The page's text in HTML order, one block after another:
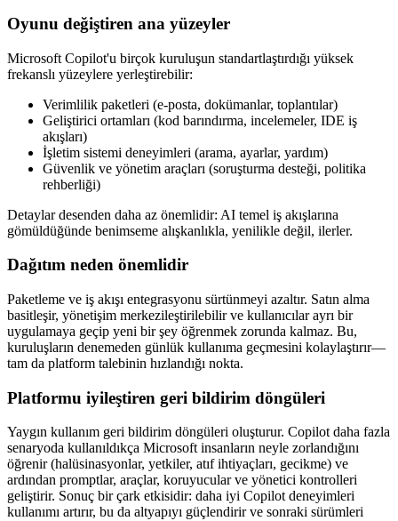
Oyunu değiştiren ana yüzeyler
Microsoft Copilot'u birçok kuruluşun standartlaştırdığı yüksek
frekanslı yüzeylere yerleştirebilir:
Verimlilik paketleri (e-posta, dokümanlar, toplantılar)
Geliştirici ortamları (kod barındırma, incelemeler, IDE iş
akışları)
İşletim sistemi deneyimleri (arama, ayarlar, yardım)
Güvenlik ve yönetim araçları (soruşturma desteği, politika
rehberliği)
Detaylar desenden daha az önemlidir: AI temel iş akışlarına
gömüldüğünde benimseme alışkanlıkla, yenilikle değil, ilerler.
Dağıtım neden önemlidir
Paketleme ve iş akışı entegrasyonu sürtünmeyi azaltır. Satın alma
basitleşir, yönetişim merkezileştirilebilir ve kullanıcılar ayrı bir
uygulamaya geçip yeni bir şey öğrenmek zorunda kalmaz. Bu,
kuruluşların denemeden günlük kullanıma geçmesini kolaylaştırır—
tam da platform talebinin hızlandığı nokta.
Platformu iyileştiren geri bildirim döngüleri
Yaygın kullanım geri bildirim döngüleri oluşturur. Copilot daha fazla
senaryoda kullanıldıkça Microsoft insanların neyle zorlandığını
öğrenir (halüsinasyonlar, yetkiler, atıf ihtiyaçları, gecikme) ve
ardından promptlar, araçlar, koruyucular ve yönetici kontrolleri
geliştirir. Sonuç bir çark etkisidir: daha iyi Copilot deneyimleri
kullanımı artırır, bu da altyapıyı güçlendirir ve sonraki sürümleri